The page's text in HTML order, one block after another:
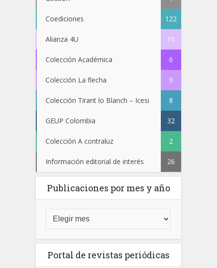
Coediciones 122
Alianza 4U 15
Colección Académica 6
Colección La flecha 9
Colección Tirant lo Blanch – Icesi 8
GEUP Colombia 32
Colección A contraluz 2
Información editorial de interés 26
Publicaciones por mes y año
Portal de revistas periódicas